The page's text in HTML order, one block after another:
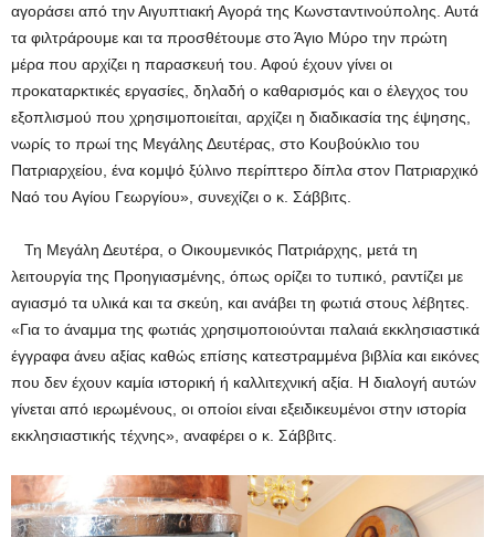
αγοράσει από την Αιγυπτιακή Αγορά της Κωνσταντινούπολης. Αυτά
τα φιλτράρουμε και τα προσθέτουμε στο Άγιο Μύρο την πρώτη
μέρα που αρχίζει η παρασκευή του. Αφού έχουν γίνει οι
προκαταρκτικές εργασίες, δηλαδή ο καθαρισμός και ο έλεγχος του
εξοπλισμού που χρησιμοποιείται, αρχίζει η διαδικασία της έψησης,
νωρίς το πρωί της Μεγάλης Δευτέρας, στο Κουβούκλιο του
Πατριαρχείου, ένα κομψό ξύλινο περίπτερο δίπλα στον Πατριαρχικό
Ναό του Αγίου Γεωργίου», συνεχίζει ο κ. Σάββιτς.
Τη Μεγάλη Δευτέρα, ο Οικουμενικός Πατριάρχης, μετά τη
λειτουργία της Προηγιασμένης, όπως ορίζει το τυπικό, ραντίζει με
αγιασμό τα υλικά και τα σκεύη, και ανάβει τη φωτιά στους λέβητες.
«Για το άναμμα της φωτιάς χρησιμοποιούνται παλαιά εκκλησιαστικά
έγγραφα άνευ αξίας καθώς επίσης κατεστραμμένα βιβλία και εικόνες
που δεν έχουν καμία ιστορική ή καλλιτεχνική αξία. Η διαλογή αυτών
γίνεται από ιερωμένους, οι οποίοι είναι εξειδικευμένοι στην ιστορία
εκκλησιαστικής τέχνης», αναφέρει ο κ. Σάββιτς.